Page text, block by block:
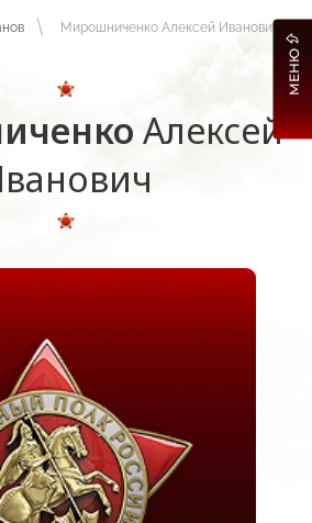
Мирошниченко Алексей Иванович
Алексей
МЕНЮ